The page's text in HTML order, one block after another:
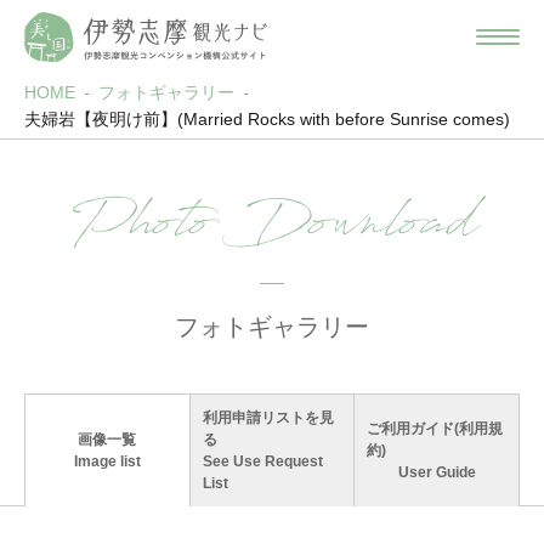
HOME
フォトギャラリー
夫婦岩【夜明け前】(Married Rocks with before Sunrise comes)
Photo Download
フォトギャラリー
画像一覧
Image list
利用申請リストを見
る
See Use Request
List
ご利用ガイド(利用規
約)
User Guide